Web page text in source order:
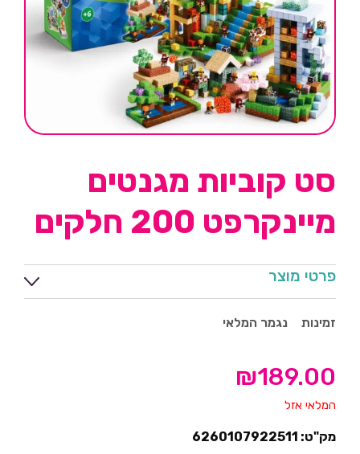
סט קוביות מגנטים
מיינקרפט 200 חלקים
פרטי מוצר
זמינות נגמר המלאי
₪189.00
המלאי אזל
מק"ט: 6260107922511